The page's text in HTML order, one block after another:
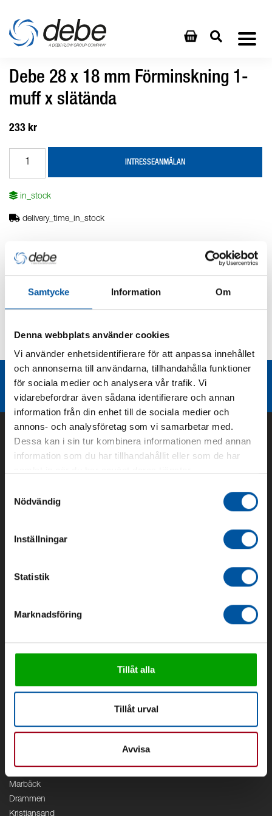
Samtycke Information Om
Denna webbplats använder cookies
Vi använder enhetsidentifierare för att anpassa innehållet
och annonserna till användarna, tillhandahålla funktioner
för sociala medier och analysera vår trafik. Vi
vidarebefordrar även sådana identifierare och annan
information från din enhet till de sociala medier och
annons- och analysföretag som vi samarbetar med.
Dessa kan i sin tur kombinera informationen med annan
information som du har tillhandahållit eller som de har
Nödvändig
Inställningar
Statistik
Marknadsföring
Tillåt alla
Tillåt urval
Avvisa
Debe 28 x 18 mm Förminskning 1-
muff x slätända
233 kr
INTRESSEANMÄLAN
in_stock
delivery_time_in_stock
Produktbeskrivning
Kurvor
Teknisk dokumentation
Liknande produktgrupper
Kontakt
Områden
Vattenrening
Geoenergi
Debe
Marbäck
Drammen
Kristiansand